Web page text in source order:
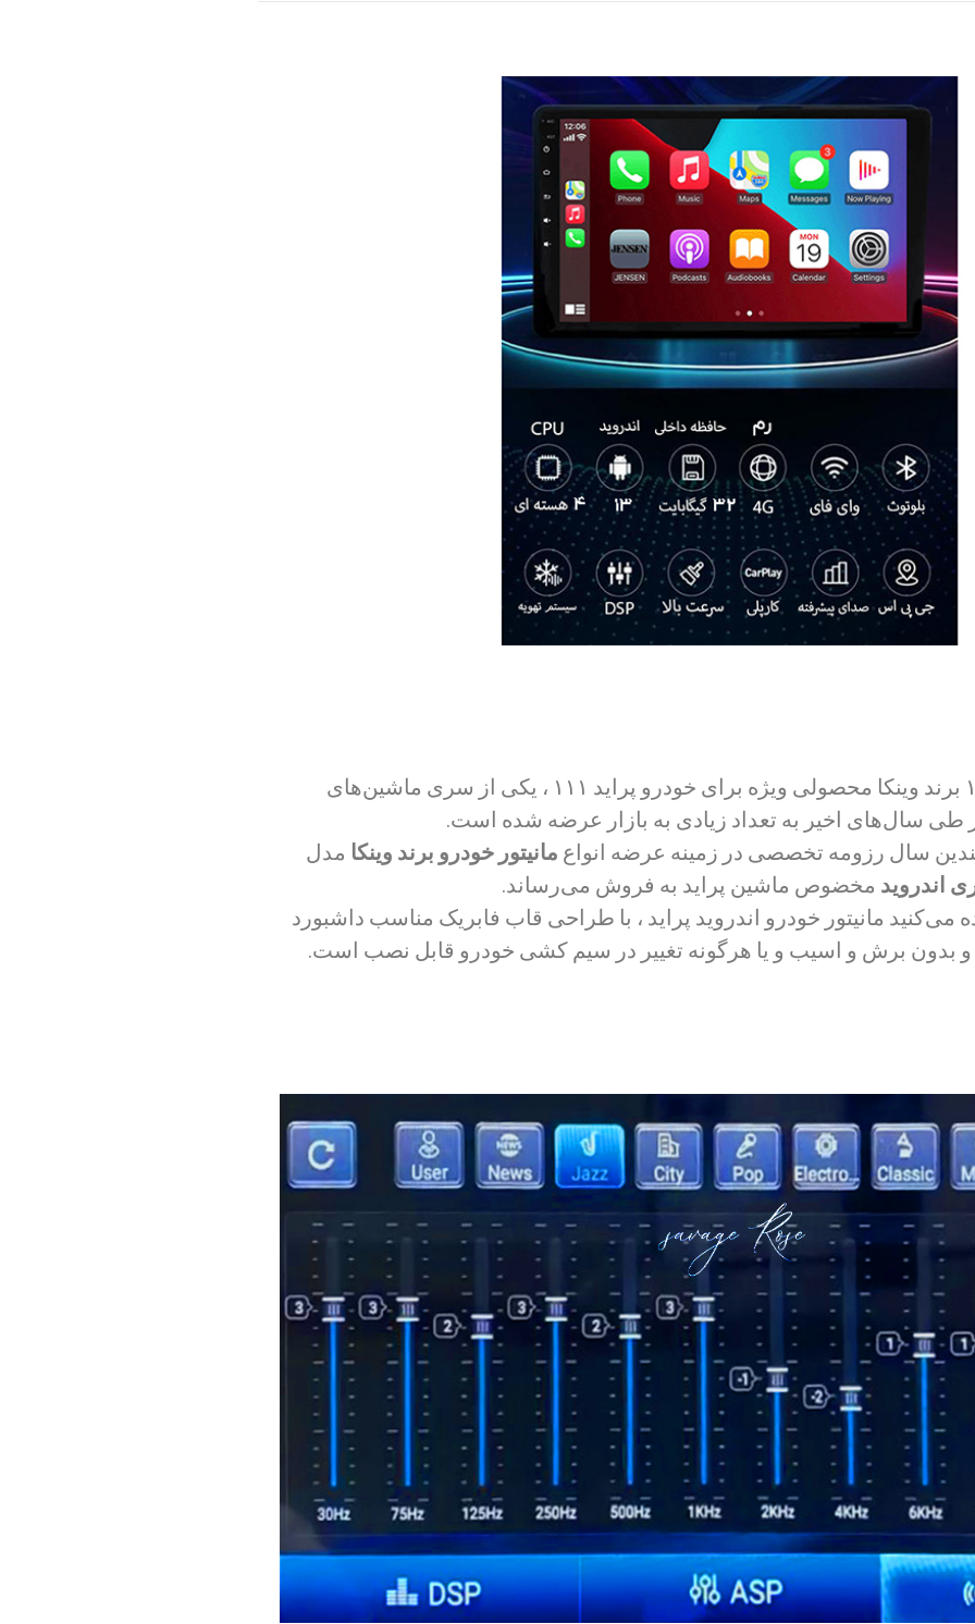
مانیتور اندروید پراید ۱۱۱ برند وینکا محصولی ویژه برای خودرو پراید ۱۱۱ ، یکی از سری ماشین‌های
طی سال‌های اخیر به تعداد زیادی به بازار عرضه شده است.
سال رزومه تخصصی در زمینه عرضه انواع مانیتور خودرو برند وینکا مدل
اندروید مخضوص ماشین پراید به فروش می‌رساند.
مانیتور خودرو اندروید پراید ، با طراحی قاب فابریک مناسب داشبورد
بدون برش و اسیب و یا هرگونه تغییر در سیم کشی خودرو قابل نصب است.